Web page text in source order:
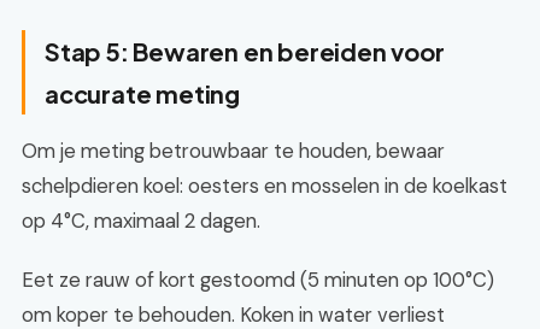
Stap 5: Bewaren en bereiden voor
accurate meting
Om je meting betrouwbaar te houden, bewaar
schelpdieren koel: oesters en mosselen in de koelkast
op 4°C, maximaal 2 dagen.
Eet ze rauw of kort gestoomd (5 minuten op 100°C)
om koper te behouden. Koken in water verliest